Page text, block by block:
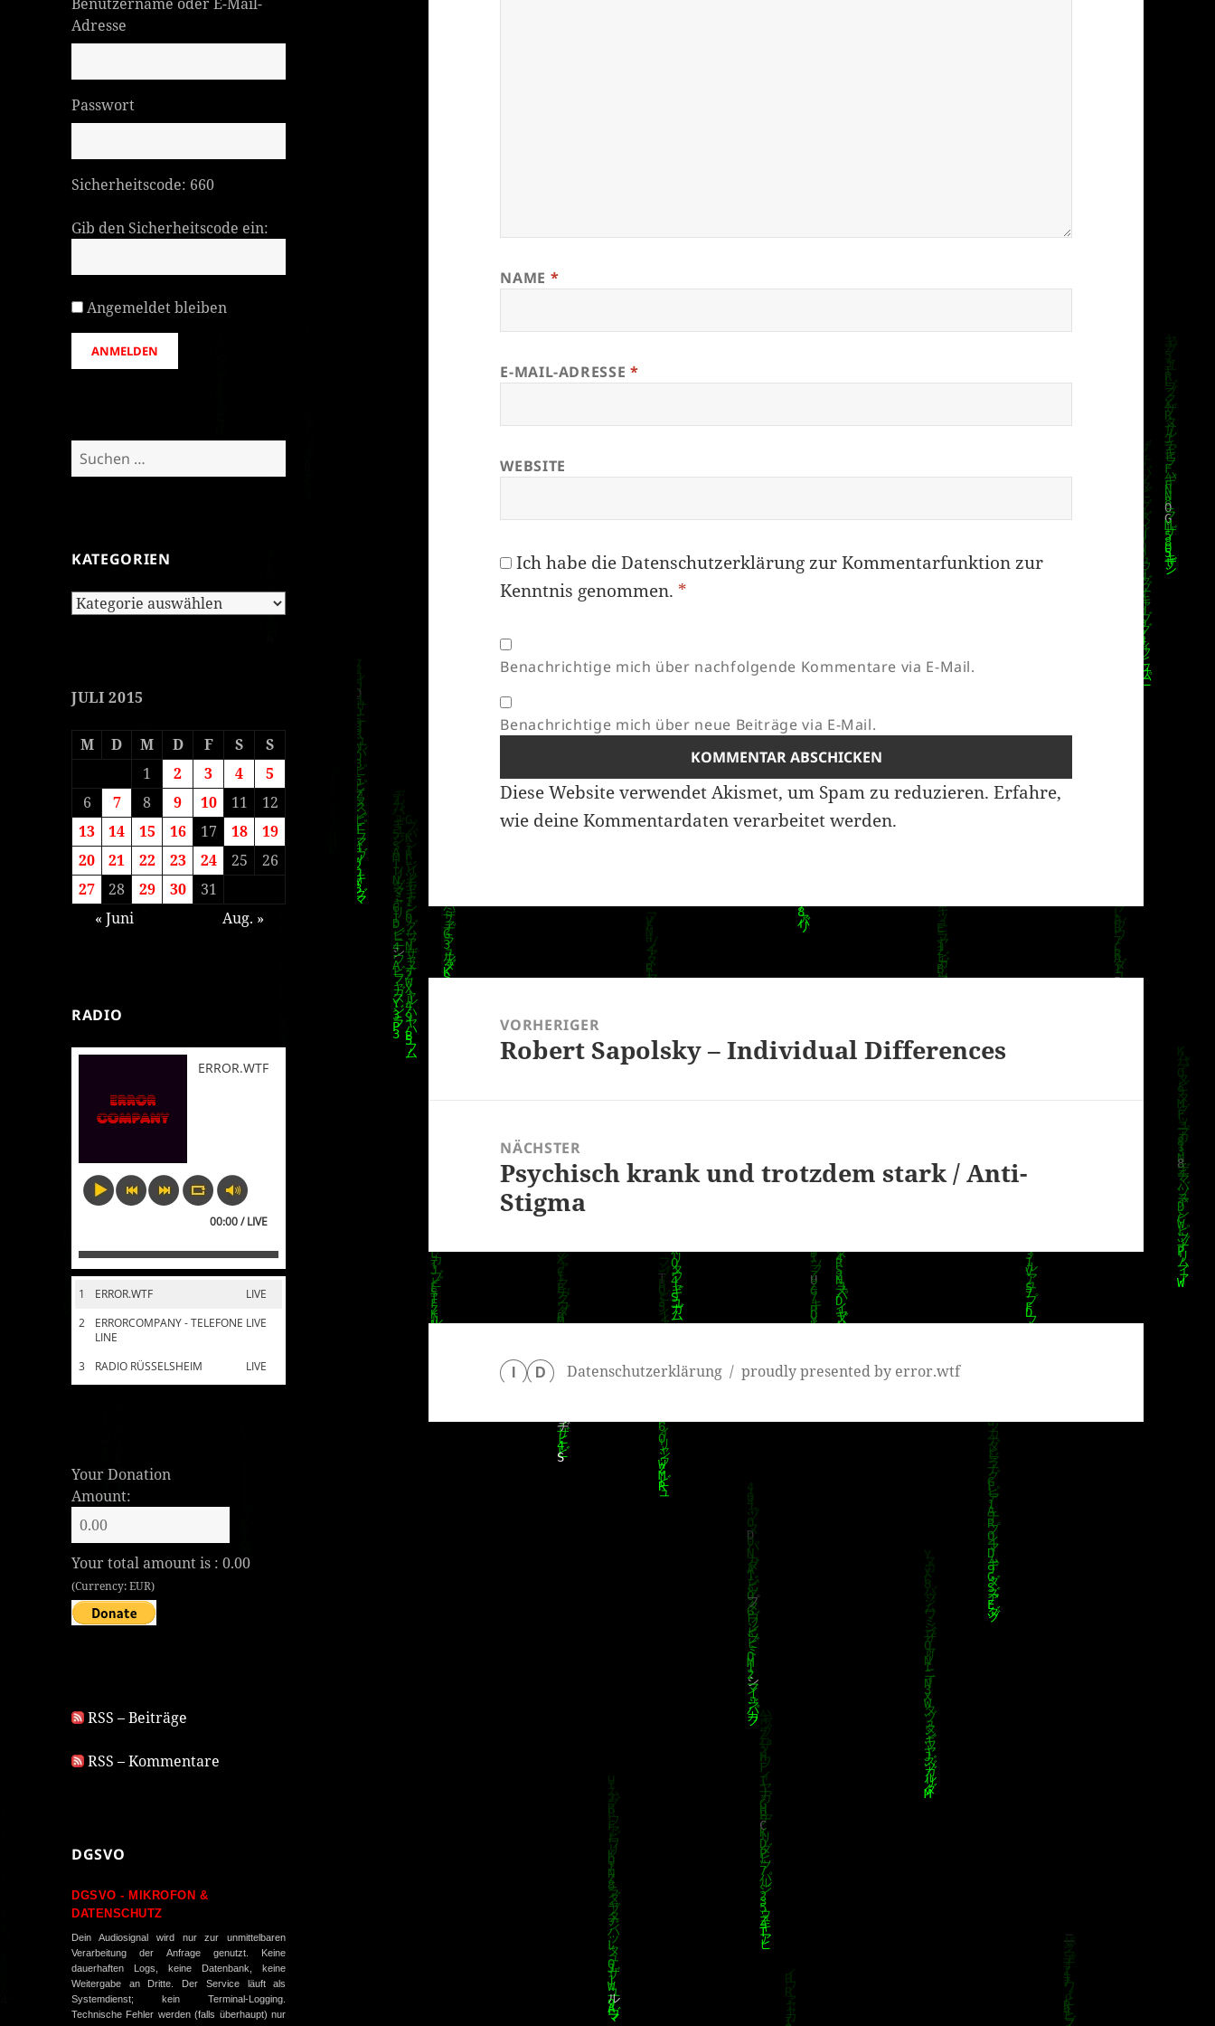
Adresse
Passwort
Sicherheitscode: 660
Gib den Sicherheitscode ein:
Angemeldet bleiben
ANMELDEN
Suchen
nach:
KATEGORIEN
Kategorien
JULI 2015
M D M D F S
S
1
2 3 4
5
6
7 8 9 10 11
12
13
14 15 16 17 18
19
20
21 22 23 24 25
26
27
28 29 30
31
« Juni
Aug. »
RADIO
ERROR.WTF
00:00 / LIVE
1 LIVE
ERROR.WTF
2
LIVE
ERRORCOMPANY - TELEFONE
LINE
3
LIVE
RADIO RÜSSELSHEIM
Your Donation
Amount:
Your total amount is :0.00
(Currency: EUR)
RSS – Beiträge
RSS – Kommentare
DGSVO
DGSVO - MIKROFON &
DATENSCHUTZ
Dein Audiosignal wird nur zur unmittelbaren
Verarbeitung der Anfrage genutzt. Keine
dauerhaften Logs, keine Datenbank, keine
Weitergabe an Dritte. Der Service läuft als
Systemdienst; kein Terminal-Logging.
Technische Fehler werden (falls überhaupt) nur
NAME *
E-MAIL-ADRESSE *
WEBSITE
Ich habe dieDatenschutzerklärungzur Kommentarfunktion zur
Kenntnis genommen. *
Benachrichtige mich über nachfolgende Kommentare via E-Mail.
Benachrichtige mich über neue Beiträge via E-Mail.
Diese Website verwendet Akismet, um Spam zu reduzieren.Erfahre,
wie deine Kommentardaten verarbeitet werden.
VORHERIGER
Vorheriger
Robert Sapolsky – Individual Differences
NÄCHSTER
Nächster
Beitrag:
Psychisch krank und trotzdem stark / Anti-
Stigma
D Datenschutzerklärung proudly presented by error.wtf